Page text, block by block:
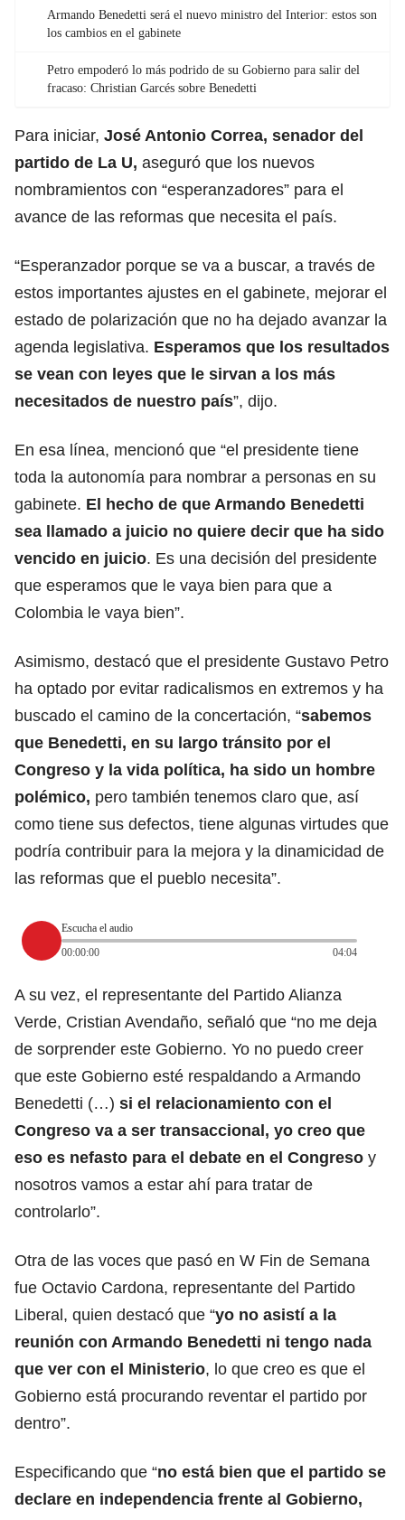
Armando Benedetti será el nuevo ministro del Interior: estos son
los cambios en el gabinete
Petro empoderó lo más podrido de su Gobierno para salir del
fracaso: Christian Garcés sobre Benedetti
Para iniciar, José Antonio Correa, senador del
partido de La U, aseguró que los nuevos
nombramientos con “esperanzadores” para el
avance de las reformas que necesita el país.
“Esperanzador porque se va a buscar, a través de
estos importantes ajustes en el gabinete, mejorar el
estado de polarización que no ha dejado avanzar la
agenda legislativa. Esperamos que los resultados
se vean con leyes que le sirvan a los más
necesitados de nuestro país”, dijo.
En esa línea, mencionó que “el presidente tiene
toda la autonomía para nombrar a personas en su
gabinete. El hecho de que Armando Benedetti
sea llamado a juicio no quiere decir que ha sido
vencido en juicio. Es una decisión del presidente
que esperamos que le vaya bien para que a
Colombia le vaya bien”.
Asimismo, destacó que el presidente Gustavo Petro
ha optado por evitar radicalismos en extremos y ha
buscado el camino de la concertación, “sabemos
que Benedetti, en su largo tránsito por el
Congreso y la vida política, ha sido un hombre
polémico, pero también tenemos claro que, así
como tiene sus defectos, tiene algunas virtudes que
podría contribuir para la mejora y la dinamicidad de
las reformas que el pueblo necesita”.
Escucha el audio
00:00:00
04:04
A su vez, el representante del Partido Alianza
Verde, Cristian Avendaño, señaló que “no me deja
de sorprender este Gobierno. Yo no puedo creer
que este Gobierno esté respaldando a Armando
Benedetti (…) si el relacionamiento con el
Congreso va a ser transaccional, yo creo que
eso es nefasto para el debate en el Congreso y
nosotros vamos a estar ahí para tratar de
controlarlo”.
Otra de las voces que pasó en W Fin de Semana
fue Octavio Cardona, representante del Partido
Liberal, quien destacó que “yo no asistí a la
reunión con Armando Benedetti ni tengo nada
que ver con el Ministerio, lo que creo es que el
Gobierno está procurando reventar el partido por
dentro”.
Especificando que “no está bien que el partido se
declare en independencia frente al Gobierno,